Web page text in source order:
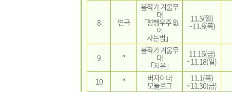
8 연극
봄작가 겨울무
대
「평행우주 없
이
사는법」
11.5(월)
~11.8(목)
9 ″
봄작가 겨울무
대
「치유」
11.16(금)
~11.18(일)
10
″ 버자이너
모놀로그
11.1(목)
~11.30(금)